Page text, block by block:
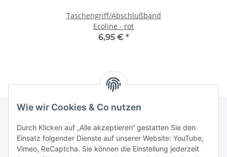
Wie wir Cookies & Co nutzen
Durch Klicken auf „Alle akzeptieren“ gestatten Sie den
Einsatz folgender Dienste auf unserer Website: YouTube,
Vimeo, ReCaptcha. Sie können die Einstellung jederzeit
Taschengriff/Abschlußband
Ecoline - rot
6,95 € *
Informationen